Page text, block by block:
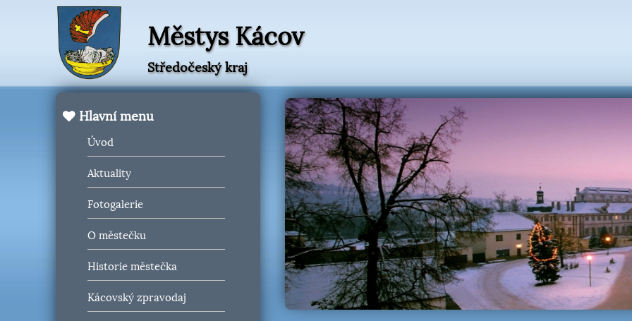
Městys Kácov
Středočeský kraj
Hlavní menu
Úvod
Aktuality
Fotogalerie
O městečku
Historie městečka
Kácovský zpravodaj